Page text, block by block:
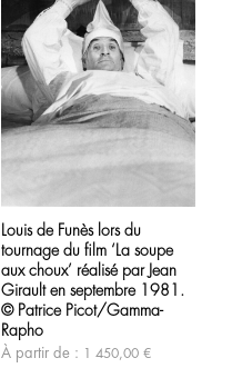
a
plusieurs
variations.
Les
options
peuvent
être
choisies
Louis de Funès lors du
tournage du film ‘La soupe
aux choux’ réalisé par Jean
Girault en septembre 1981.
© Patrice Picot/Gamma-
Rapho
À partir de : 1 450,00 €